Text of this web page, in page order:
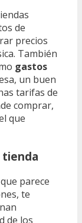
de
precios
También
gastos
un buen
tarifas de
comprar,
que
tienda
parece
te
de los